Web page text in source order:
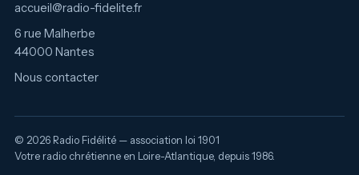
accueil@radio-fidelite.fr
6 rue Malherbe
44000 Nantes
Nous contacter
© 2026 Radio Fidélité — association loi 1901
Votre radio chrétienne en Loire-Atlantique, depuis 1986.